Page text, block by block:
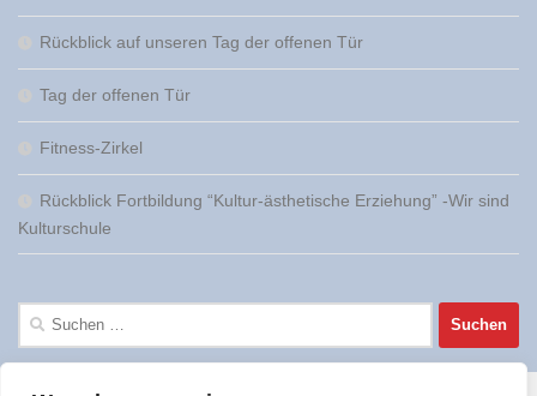
Rückblick auf unseren Tag der offenen Tür
Tag der offenen Tür
Fitness-Zirkel
Rückblick Fortbildung “Kultur-ästhetische Erziehung” -Wir sind
Kulturschule
Suchen